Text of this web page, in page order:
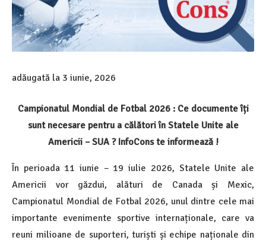
adăugată la 3 iunie, 2026
Campionatul Mondial de Fotbal 2026 : Ce documente îți
sunt necesare pentru a călători în Statele Unite ale
Americii – SUA ? InfoCons te informează !
În perioada 11 iunie – 19 iulie 2026, Statele Unite ale
Americii vor găzdui, alături de Canada și Mexic,
Campionatul Mondial de Fotbal 2026, unul dintre cele mai
importante evenimente sportive internaționale, care va
reuni milioane de suporteri, turiști și echipe naționale din